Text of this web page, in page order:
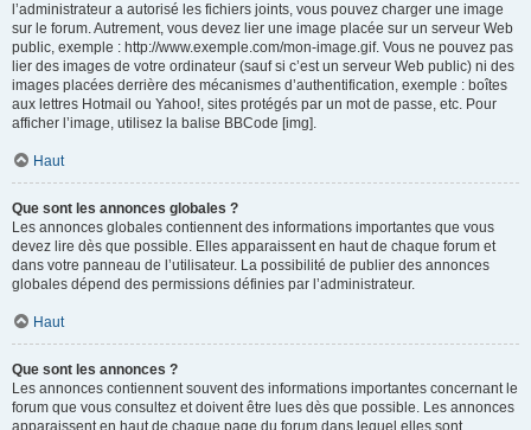
l’administrateur a autorisé les fichiers joints, vous pouvez charger une image
sur le forum. Autrement, vous devez lier une image placée sur un serveur Web
public, exemple : http://www.exemple.com/mon-image.gif. Vous ne pouvez pas
lier des images de votre ordinateur (sauf si c’est un serveur Web public) ni des
images placées derrière des mécanismes d’authentification, exemple : boîtes
aux lettres Hotmail ou Yahoo!, sites protégés par un mot de passe, etc. Pour
afficher l’image, utilisez la balise BBCode [img].
Haut
Que sont les annonces globales ?
Les annonces globales contiennent des informations importantes que vous
devez lire dès que possible. Elles apparaissent en haut de chaque forum et
dans votre panneau de l’utilisateur. La possibilité de publier des annonces
globales dépend des permissions définies par l’administrateur.
Haut
Que sont les annonces ?
Les annonces contiennent souvent des informations importantes concernant le
forum que vous consultez et doivent être lues dès que possible. Les annonces
apparaissent en haut de chaque page du forum dans lequel elles sont